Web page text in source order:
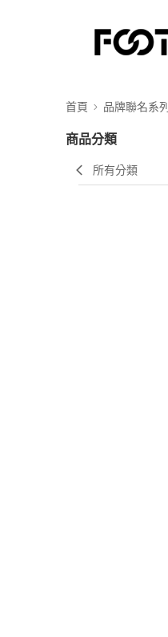
首頁 品牌聯名系列
商品分類
所有分類